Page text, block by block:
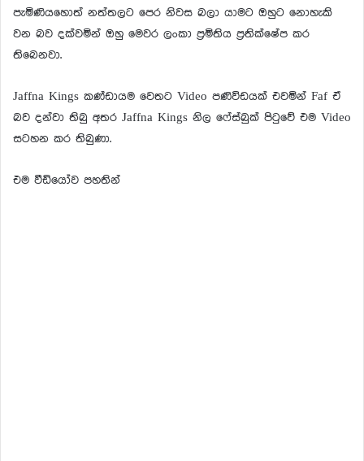
පැමිණියහොත් නත්තලට පෙර නිවස බලා යාමට ඔහුට නොහැකි
වන බව දක්වමින් ඔහු මෙවර ලංකා ප්‍රමිතිය ප්‍රතික්ෂේප කර
තිබෙනවා.
Jaffna Kings කණ්ඩායම වෙතට Video පණිවිඩයක් එවමින් Faf ඒ
බව දන්වා තිබු අතර Jaffna Kings නිල ෆේස්බුක් පිටුවේ එම Video
සටහන කර තිබුණා.
එම වීඩියෝව පහතින්